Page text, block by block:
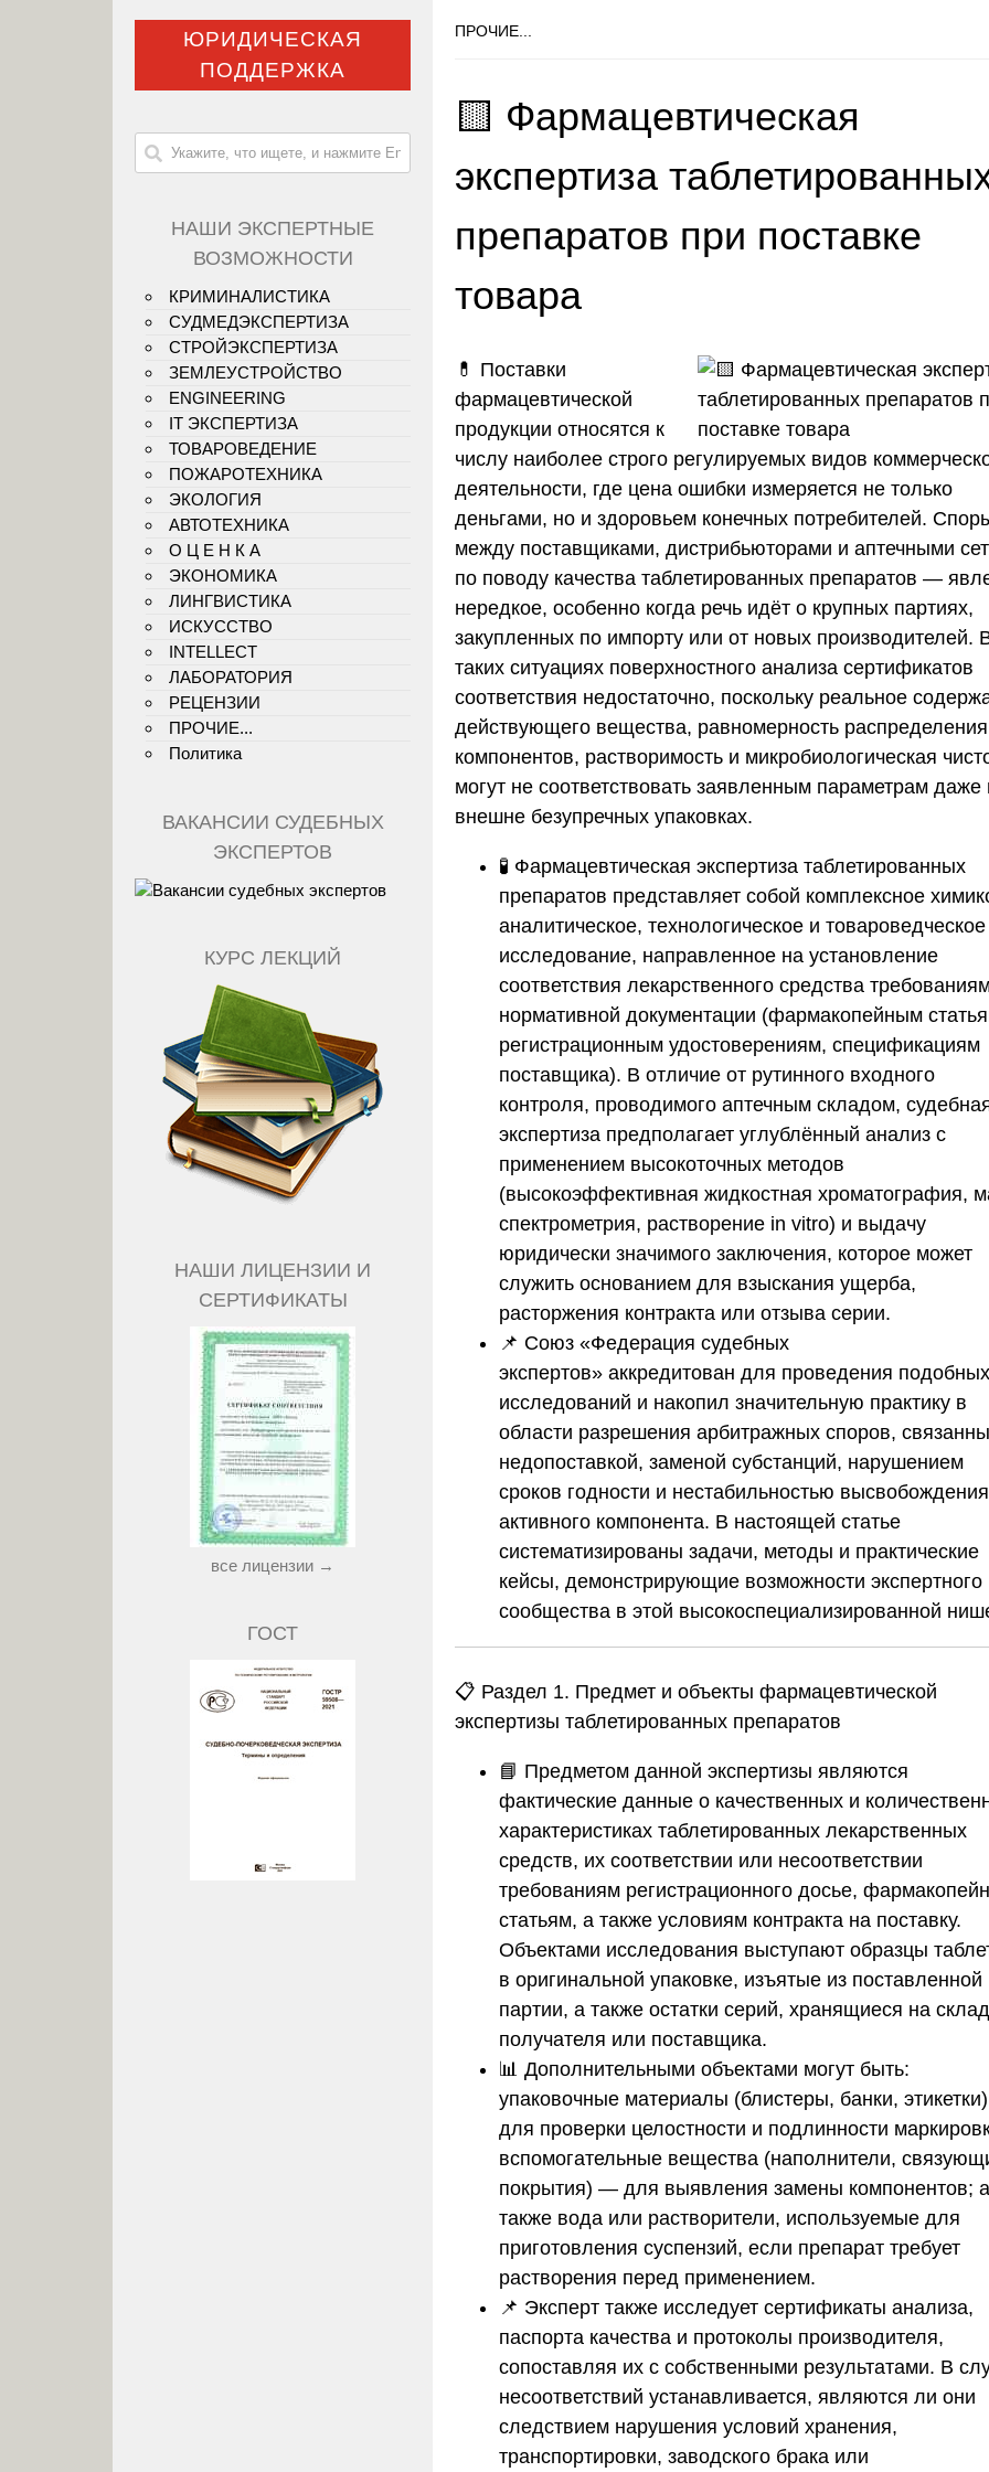
ПРОЧИЕ...
🟨 Фармацевтическая
экспертиза
препаратов при поставке
товара
💊 Поставки
фармацевтической
продукции относятся к
числу наиболее строго регулируемых видов
деятельности, где цена ошибки измеряется не только
деньгами, но и здоровьем конечных потребителей.
между поставщиками, дистрибьюторами и аптечными
по поводу качества таблетированных препаратов —
нередкое, особенно когда речь идёт о крупных партиях,
закупленных по импорту или от новых производителей.
таких ситуациях поверхностного анализа сертификатов
соответствия недостаточно, поскольку реальное
действующего вещества, равномерность распределения
компонентов, растворимость и микробиологическая
могут не соответствовать заявленным параметрам даже
внешне безупречных упаковках.
🧪 Фармацевтическая экспертиза таблетированных
препаратов представляет собой комплексное
аналитическое, технологическое и товароведческое
исследование, направленное на установление
соответствия лекарственного средства
нормативной документации (фармакопейным
регистрационным удостоверениям, спецификациям
поставщика). В отличие от рутинного входного
контроля, проводимого аптечным складом,
экспертиза предполагает углублённый анализ с
применением высокоточных методов
(высокоэффективная жидкостная хроматография,
спектрометрия, растворение in vitro) и выдачу
юридически значимого заключения, которое может
служить основанием для взыскания ущерба,
расторжения контракта или отзыва серии.
📌 Союз «Федерация судебных
экспертов» аккредитован для проведения подобных
исследований и накопил значительную практику в
области разрешения арбитражных споров,
недопоставкой, заменой субстанций, нарушением
сроков годности и нестабильностью высвобождения
активного компонента. В настоящей статье
систематизированы задачи, методы и практические
кейсы, демонстрирующие возможности экспертного
сообщества в этой высокоспециализированной
📋 Раздел 1. Предмет и объекты фармацевтической
экспертизы таблетированных препаратов
📘 Предметом данной экспертизы являются
фактические данные о качественных и
характеристиках таблетированных лекарственных
средств, их соответствии или несоответствии
требованиям регистрационного досье,
статьям, а также условиям контракта на поставку.
Объектами исследования выступают образцы
в оригинальной упаковке, изъятые из поставленной
партии, а также остатки серий, хранящиеся на
получателя или поставщика.
📊 Дополнительными объектами могут быть:
упаковочные материалы (блистеры, банки,
для проверки целостности и подлинности
вспомогательные вещества (наполнители,
покрытия) — для выявления замены компонентов; а
также вода или растворители, используемые для
приготовления суспензий, если препарат требует
растворения перед применением.
📌 Эксперт также исследует сертификаты анализа,
паспорта качества и протоколы производителя,
сопоставляя их с собственными результатами. В
несоответствий устанавливается, являются ли они
следствием нарушения условий хранения,
транспортировки, заводского брака или
ЮРИДИЧЕСКАЯ
ПОДДЕРЖКА
НАШИ ЭКСПЕРТНЫЕ
ВОЗМОЖНОСТИ
КРИМИНАЛИСТИКА
СУДМЕДЭКСПЕРТИЗА
СТРОЙЭКСПЕРТИЗА
ЗЕМЛЕУСТРОЙСТВО
ENGINEERING
IT ЭКСПЕРТИЗА
ТОВАРОВЕДЕНИЕ
ПОЖАРОТЕХНИКА
ЭКОЛОГИЯ
АВТОТЕХНИКА
О Ц Е Н К А
ЭКОНОМИКА
ЛИНГВИСТИКА
ИСКУССТВО
INTELLECT
ЛАБОРАТОРИЯ
РЕЦЕНЗИИ
ПРОЧИЕ...
Политика
ВАКАНСИИ СУДЕБНЫХ
ЭКСПЕРТОВ
КУРС ЛЕКЦИЙ
НАШИ ЛИЦЕНЗИИ И
СЕРТИФИКАТЫ
все лицензии →
ГОСТ